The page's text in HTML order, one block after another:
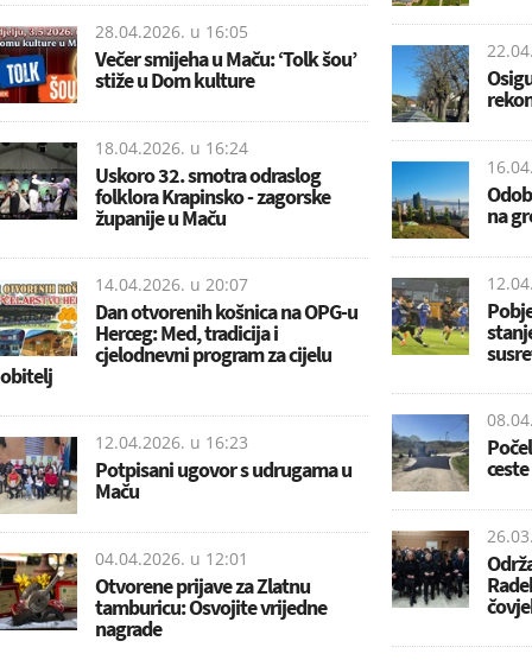
28.04.2026. u 16:05
Večer smijeha u Maču: ‘Tolk šou’
stiže u Dom kulture
18.04.2026. u 16:24
Uskoro 32. smotra odraslog
folklora Krapinsko - zagorske
županije u Maču
14.04.2026. u 20:07
Dan otvorenih košnica na OPG-u
Herceg: Med, tradicija i
cjelodnevni program za cijelu
obitelj
12.04.2026. u 16:23
Potpisani ugovor s udrugama u
Maču
04.04.2026. u 12:01
Otvorene prijave za Zlatnu
tamburicu: Osvojite vrijedne
nagrade
na